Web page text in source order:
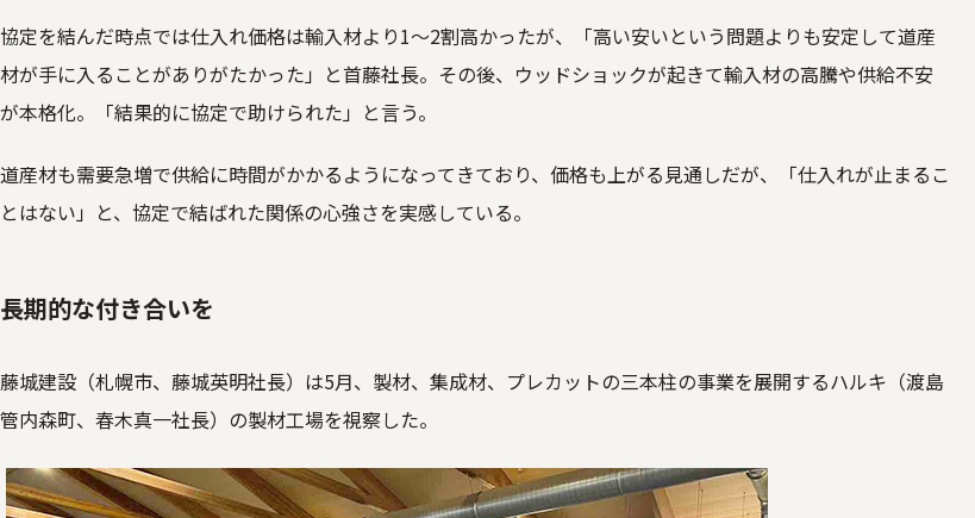
協定を結んだ時点では仕入れ価格は輸入材より1～2割高かったが、「高い安いという問題よりも安定して道産
材が手に入ることがありがたかった」と首藤社長。その後、ウッドショックが起きて輸入材の高騰や供給不安
が本格化。「結果的に協定で助けられた」と言う。
道産材も需要急増で供給に時間がかかるようになってきており、価格も上がる見通しだが、「仕入れが止まるこ
とはない」と、協定で結ばれた関係の心強さを実感している。
長期的な付き合いを
藤城建設（札幌市、藤城英明社長）は5月、製材、集成材、プレカットの三本柱の事業を展開するハルキ（渡島
管内森町、春木真一社長）の製材工場を視察した。